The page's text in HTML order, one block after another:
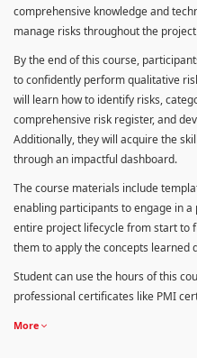
comprehensive knowledge and
manage risks throughout the
By the end of this course,
to confidently perform qualitative
will learn how to identify risks,
comprehensive risk register, and
Additionally, they will acquire the
through an impactful dashboard.
The course materials include
enabling participants to engage in
entire project lifecycle from start to
them to apply the concepts learned
Student can use the hours of this
professional certificates like PMI
More